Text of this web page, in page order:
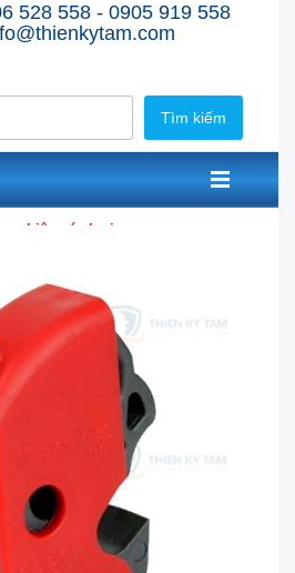
528 558 - 0905 919 558
Tìm kiếm
nghiệp các loại